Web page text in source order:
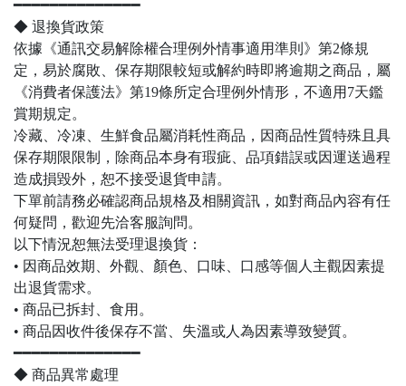
━━━━━━━━━━━━━━
◆ 退換貨政策
依據《通訊交易解除權合理例外情事適用準則》第2條規
定，易於腐敗、保存期限較短或解約時即將逾期之商品，屬
《消費者保護法》第19條所定合理例外情形，不適用7天鑑
賞期規定。
冷藏、冷凍、生鮮食品屬消耗性商品，因商品性質特殊且具
保存期限限制，除商品本身有瑕疵、品項錯誤或因運送過程
造成損毀外，恕不接受退貨申請。
下單前請務必確認商品規格及相關資訊，如對商品內容有任
何疑問，歡迎先洽客服詢問。
以下情況恕無法受理退換貨：
• 因商品效期、外觀、顏色、口味、口感等個人主觀因素提
出退貨需求。
• 商品已拆封、食用。
• 商品因收件後保存不當、失溫或人為因素導致變質。
━━━━━━━━━━━━━━
◆ 商品異常處理